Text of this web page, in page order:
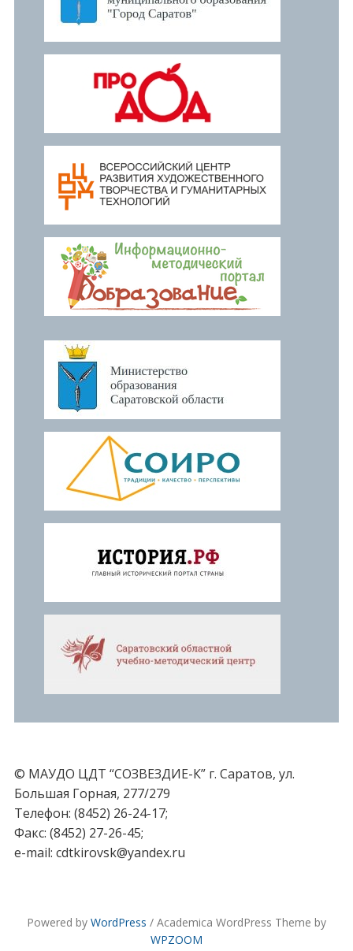
© МАУДО ЦДТ “СОЗВЕЗДИЕ-К” г. Саратов, ул.
Большая Горная, 277/279
Телефон: (8452) 26-24-17;
Факс: (8452) 27-26-45;
e-mail: cdtkirovsk@yandex.ru
Powered by WordPress / Academica WordPress Theme by
WPZOOM